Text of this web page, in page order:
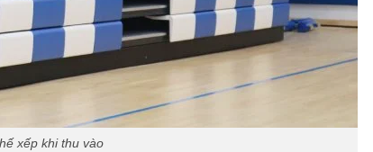
xếp khi thu vào